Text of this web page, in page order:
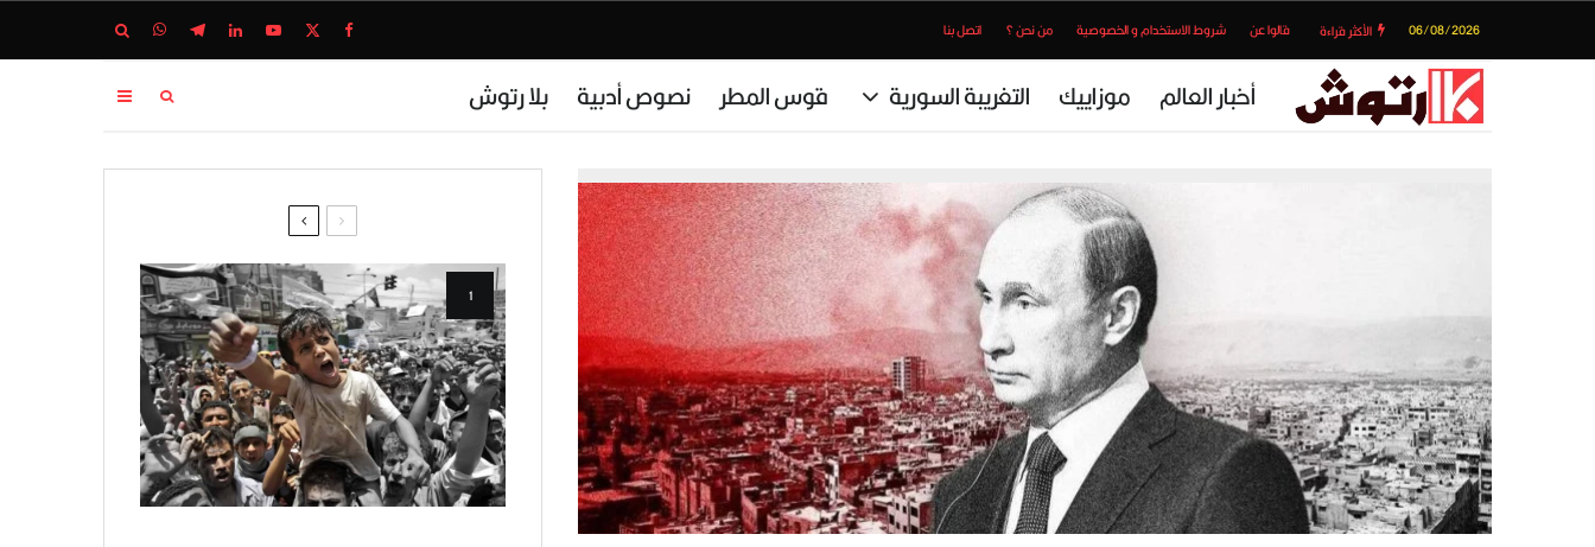
06/08/2026 الأكثر قراءة قالوا عن شروط الاستخدام و الخصوصية من نحن ؟ اتصل بنا
أخبار العالم موزاييك التغريبة السورية قوس المطر نصوص أدبية بلا رتوش